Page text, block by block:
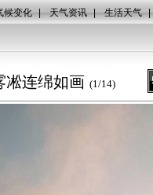
候变化 | 天气资讯 | 生活天气 |
凇连绵如画 (1/14)